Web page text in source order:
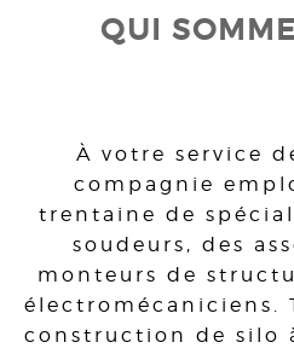
QUI
À votre service
compagnie
trentaine de
soudeurs, des
monteurs de
électromécaniciens.
construction de silo